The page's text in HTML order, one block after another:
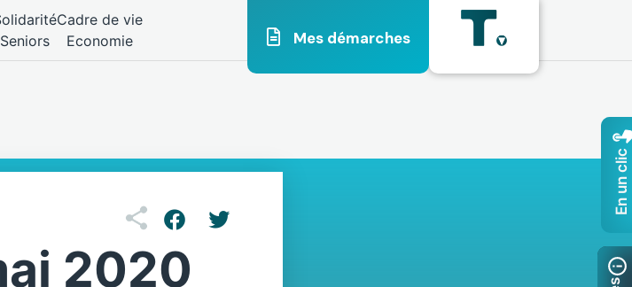
Seniors
Cadre de vie
Economie
Mes démarches
2020
En un clic